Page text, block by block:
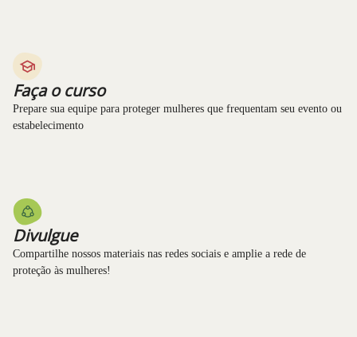
Faça o curso
Prepare sua equipe para proteger mulheres que frequentam seu evento ou
estabelecimento
Divulgue
Compartilhe nossos materiais nas redes sociais e amplie a rede de
proteção às mulheres!